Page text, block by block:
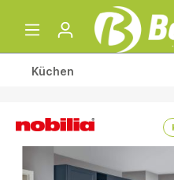
Küchen